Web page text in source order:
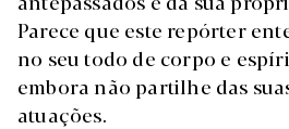
Parece que este repórter
no seu todo de corpo e
embora não partilhe das
atuações.